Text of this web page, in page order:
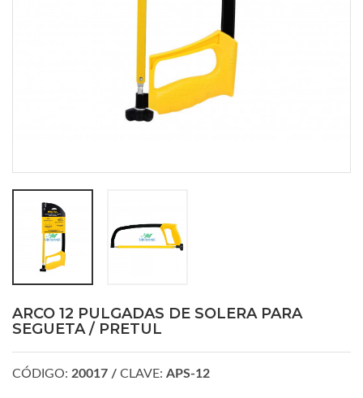
ARCO 12 PULGADAS DE SOLERA PARA
SEGUETA / PRETUL
CÓDIGO: 20017 / CLAVE: APS-12